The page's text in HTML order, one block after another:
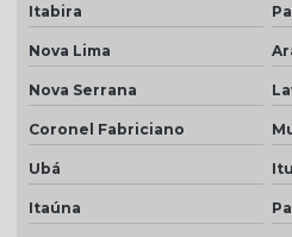
Telha porcelanato
Telha porcelanato branca
Telha porcelanato preço
Telha portuguesa por metro
Telha portuguesa natural
Telha portuguesa resinada
Itabira
Nova Lima
Nova Serrana
Coronel Fabriciano
Ubá
Itaúna